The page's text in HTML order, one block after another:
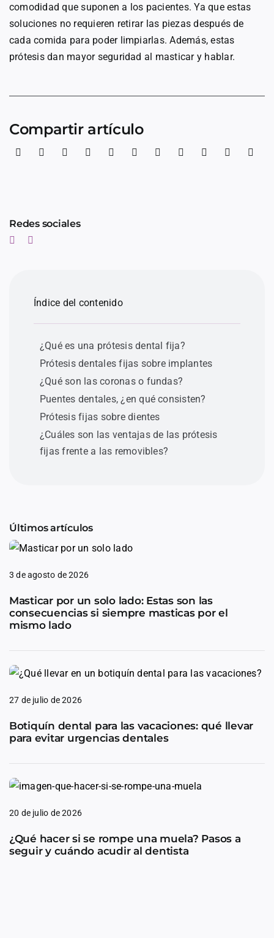
comodidad que suponen a los pacientes. Ya que estas
soluciones no requieren retirar las piezas después de
cada comida para poder limpiarlas. Además, estas
prótesis dan mayor seguridad al masticar y hablar.
Compartir artículo
Redes sociales
Índice del contenido
¿Qué es una prótesis dental fija?
Prótesis dentales fijas sobre implantes
¿Qué son las coronas o fundas?
Puentes dentales, ¿en qué consisten?
Prótesis fijas sobre dientes
¿Cuáles son las ventajas de las prótesis
fijas frente a las removibles?
Últimos artículos
3 de agosto de 2026
Masticar por un solo lado: Estas son las
consecuencias si siempre masticas por el
mismo lado
27 de julio de 2026
Botiquín dental para las vacaciones: qué llevar
para evitar urgencias dentales
20 de julio de 2026
¿Qué hacer si se rompe una muela? Pasos a
seguir y cuándo acudir al dentista